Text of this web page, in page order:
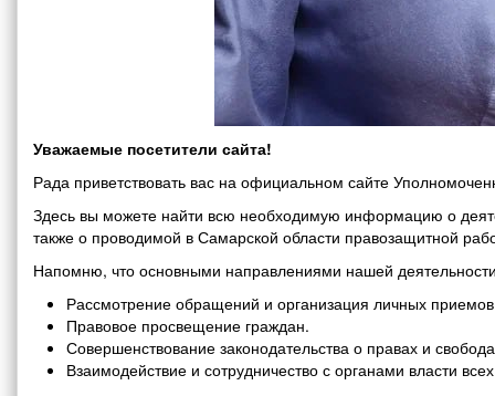
Уважаемые посетители сайта!
Рада приветствовать вас на официальном сайте
Здесь вы можете найти всю необходимую информацию о
также о проводимой в Самарской области правозащитной
Напомню, что основными направлениями нашей
Рассмотрение обращений и организация личных
Правовое просвещение граждан.
Совершенствование законодательства о правах и
Взаимодействие и сотрудничество с органами власти